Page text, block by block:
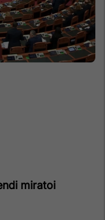
miratoi